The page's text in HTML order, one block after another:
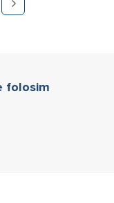
folosim